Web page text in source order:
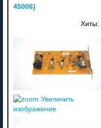
45006)
Хиты:
Увеличить
изображение